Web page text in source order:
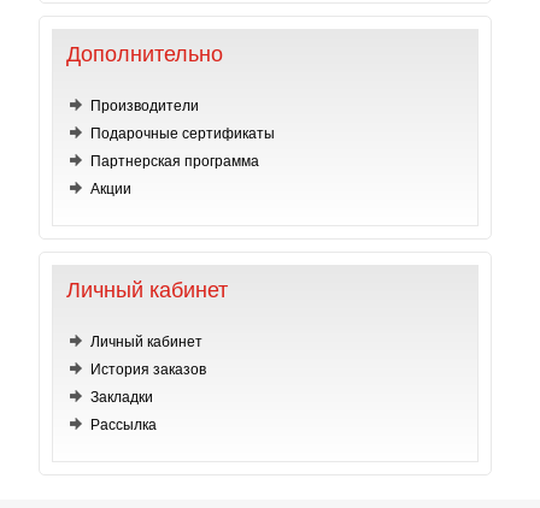
Дополнительно
Производители
Подарочные сертификаты
Партнерская программа
Акции
Личный кабинет
Личный кабинет
История заказов
Закладки
Рассылка